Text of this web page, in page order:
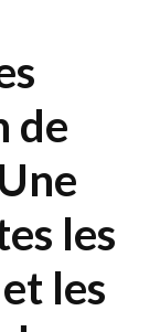
de
les
les